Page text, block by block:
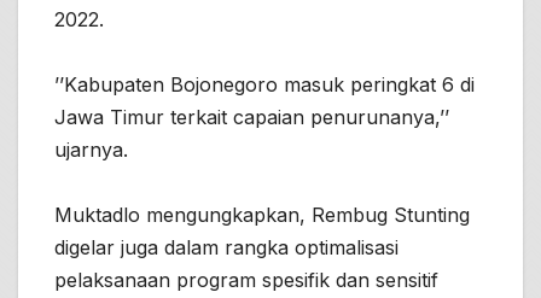
2022.
’’Kabupaten Bojonegoro masuk peringkat 6 di
Jawa Timur terkait capaian penurunanya,’’
ujarnya.
Muktadlo mengungkapkan, Rembug Stunting
digelar juga dalam rangka optimalisasi
pelaksanaan program spesifik dan sensitif